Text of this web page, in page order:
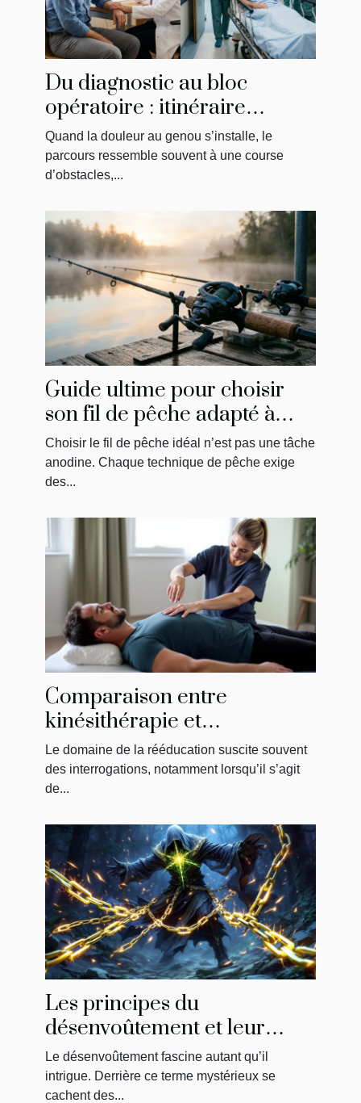
Du diagnostic au bloc
opératoire : itinéraire
singulier d’un patient
Quand la douleur au genou s’installe, le
parcours ressemble souvent à une course
d’obstacles,...
Guide ultime pour choisir
son fil de pêche adapté à
chaque technique
Choisir le fil de pêche idéal n’est pas une tâche
anodine. Chaque technique de pêche exige
des...
Comparaison entre
kinésithérapie et
physiothérapie : ce qu'il faut
savoir
Le domaine de la rééducation suscite souvent
des interrogations, notamment lorsqu’il s’agit
de...
Les principes du
désenvoûtement et leur
impact sur la libération
énergétique
Le désenvoûtement fascine autant qu’il
intrigue. Derrière ce terme mystérieux se
cachent des...